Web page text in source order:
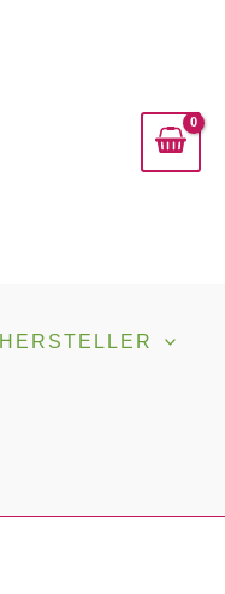
HERSTELLER